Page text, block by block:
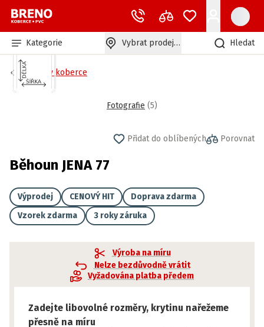
Kategorie Vybrat prodejnu Hledat
Běhouny koberce
Fotografie (5)
Přidat do oblíbených Porovnat
Běhoun JENA 77
Výprodej CENOVÝ HIT
Doprava zdarma
Vzorek zdarma
3 roky záruka
Výroba na míru
Nelze bezdůvodně vrátit
Vyžadována platba předem
Zadejte libovolné rozměry, krytinu nařežeme
přesně na míru